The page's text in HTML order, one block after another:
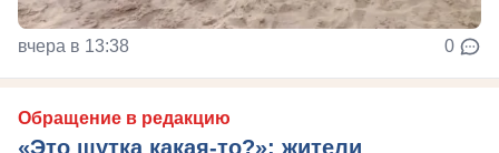
вчера в 13:38 0
Обращение в редакцию
«Это шутка какая-то?»: жители